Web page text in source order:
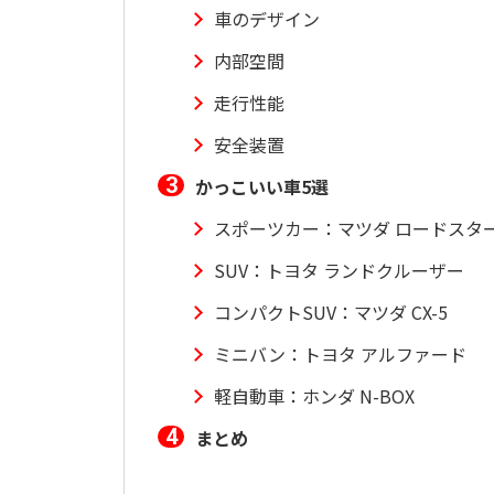
車のデザイン
内部空間
走行性能
安全装置
かっこいい車5選
スポーツカー：マツダ ロードスタ
SUV：トヨタ ランドクルーザー
コンパクトSUV：マツダ CX-5
ミニバン：トヨタ アルファード
軽自動車：ホンダ N-BOX
まとめ